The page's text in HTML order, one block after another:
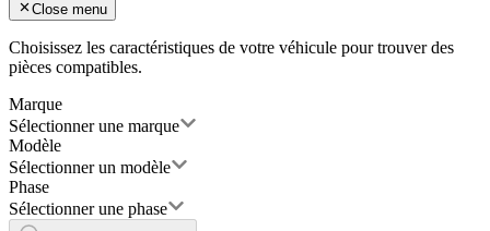
Close menu
Choisissez les caractéristiques de votre véhicule pour trouver des
pièces compatibles.
Marque
Sélectionner une marque
Modèle
Sélectionner un modèle
Phase
Sélectionner une phase